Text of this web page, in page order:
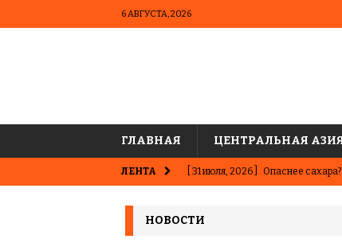
6 АВГУСТА, 2026
ГЛАВНАЯ ЦЕНТРАЛЬНАЯ
ЛЕНТА [ 31 июля, 2026 ] Опаснее
[ 31 июля, 2026 ]
НОВОСТИ